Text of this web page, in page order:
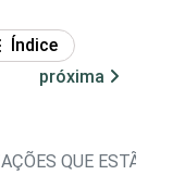
Índice
próxima
QUE ESTÃO